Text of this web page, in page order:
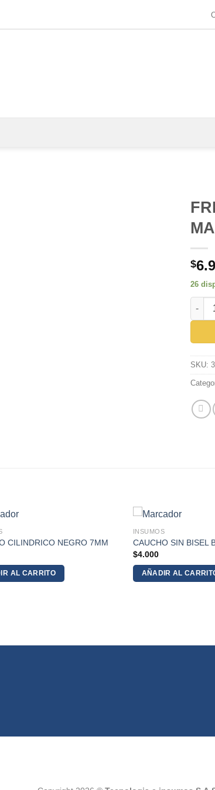
$
26
SKU:
CILINDRICO NEGRO 7MM
AL CARRITO
INSUMOS
CAUCHO SIN BISEL
$4.000
AÑADIR AL